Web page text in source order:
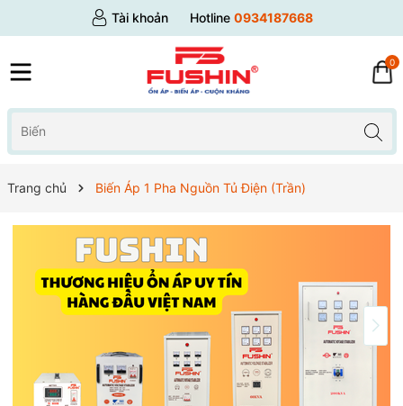
Tài khoản Hotline 0934187668
0
Trang chủ Biến Áp 1 Pha Nguồn Tủ Điện (Trần)